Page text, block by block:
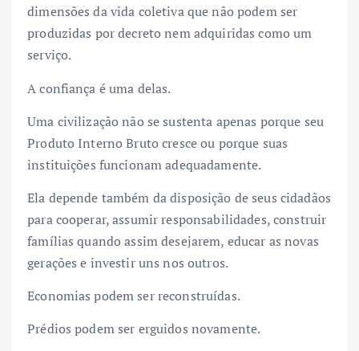
dimensões da vida coletiva que não podem ser
produzidas por decreto nem adquiridas como um
serviço.
A confiança é uma delas.
Uma civilização não se sustenta apenas porque seu
Produto Interno Bruto cresce ou porque suas
instituições funcionam adequadamente.
Ela depende também da disposição de seus cidadãos
para cooperar, assumir responsabilidades, construir
famílias quando assim desejarem, educar as novas
gerações e investir uns nos outros.
Economias podem ser reconstruídas.
Prédios podem ser erguidos novamente.